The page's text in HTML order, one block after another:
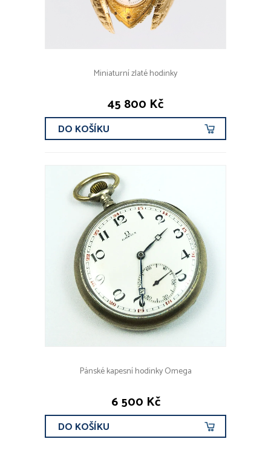
Miniaturní zlaté hodinky
45 800 Kč
DO KOŠÍKU
Pánské kapesní hodinky Omega
6 500 Kč
DO KOŠÍKU